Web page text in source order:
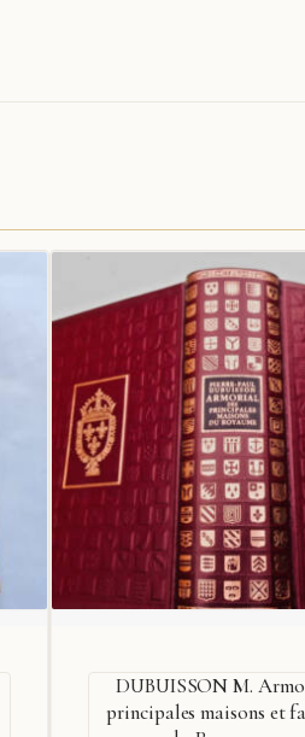
DUBUISSON M.
principales maisons et